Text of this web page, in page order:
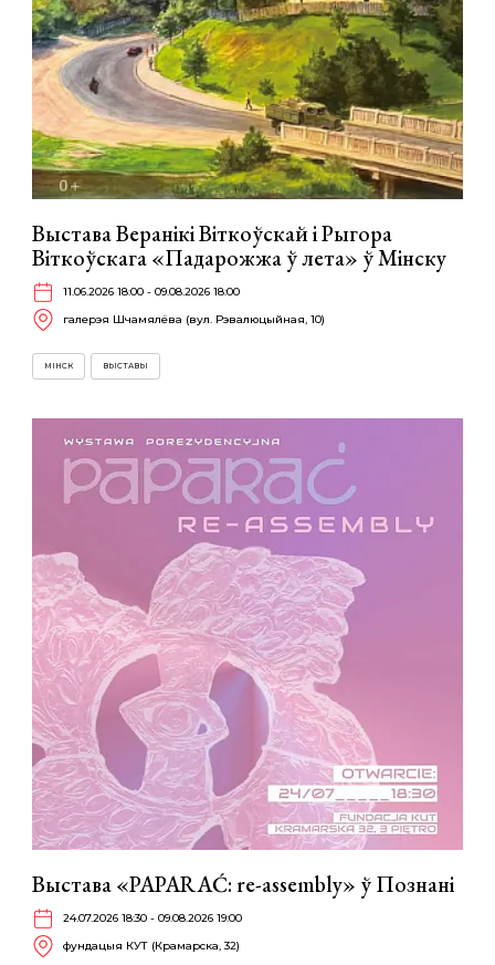
Выстава Веранікі Віткоўскай і Рыгора
Віткоўскага «Падарожжа ў лета» ў Мінску
11.06.2026 18:00 - 09.08.2026 18:00
галерэя Шчамялёва (вул. Рэвалюцыйная, 10)
МІНСК ВЫСТАВЫ
Выстава «PAPARAĆ: re-assembly» ў Познані
24.07.2026 18:30 - 09.08.2026 19:00
фундацыя КУТ (Крамарска, 32)